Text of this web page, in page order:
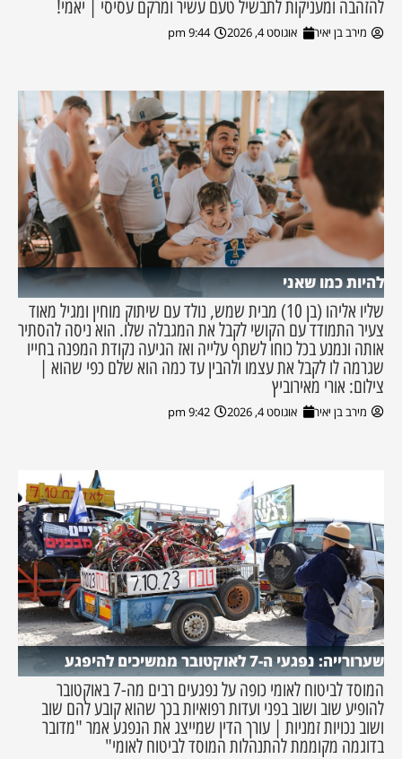
להזהבה ומעניקות לתבשיל טעם עשיר ומרקם עסיסי | יאמי!
מירב בן יאיר אוגוסט 4, 2026 9:44 pm
להיות כמו שאני
שליו אליהו (בן 10) מבית שמש, נולד עם שיתוק מוחין ומגיל מאוד
צעיר התמודד עם הקושי לקבל את המגבלה שלו. הוא ניסה להסתיר
אותה ונמנע בכל כוחו לשתף עלייה ואז הגיעה נקודת המפנה בחייו
שגרמה לו לקבל את עצמו ולהבין עד כמה הוא שלם כפי שהוא |
צילום: אורי מאירוביץ
מירב בן יאיר אוגוסט 4, 2026 9:42 pm
שערורייה: נפגעי ה-7 לאוקטובר ממשיכים להיפגע
המוסד לביטוח לאומי כופה על נפגעים רבים מה-7 באוקטובר
להופיע שוב ושוב בפני ועדות רפואיות בכך שהוא קובע להם שוב
ושוב נכויות זמניות | עורך הדין שמייצג את הנפגע אמר "מדובר
בדוגמה מקוממת להתנהלות המוסד לביטוח לאומי"